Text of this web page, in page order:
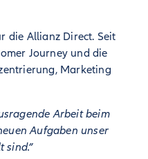
die Allianz Direct. Seit
Journey und die
Marketing
Arbeit beim
Aufgaben unser
sind.”